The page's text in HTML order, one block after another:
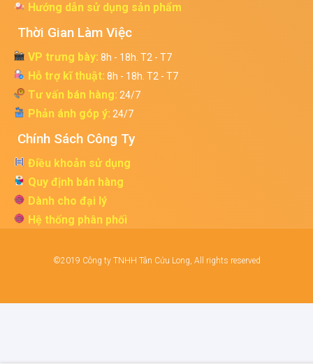
Hướng dẫn sử dụng sản phẩm
Thời Gian Làm Việc
VP trưng bày: 8h - 18h. T2 - T7
Hỗ trợ kĩ thuật: 8h - 18h. T2 - T7
Tư vấn bán hàng: 24/7
Phản ánh góp ý: 24/7
Chính Sách Công Ty
Điều khoản sử dụng
Quy định bán hàng
Dành cho đại lý
Hệ thống phân phối
©2019 Công ty TNHH Tân Cửu Long, All rights reserved